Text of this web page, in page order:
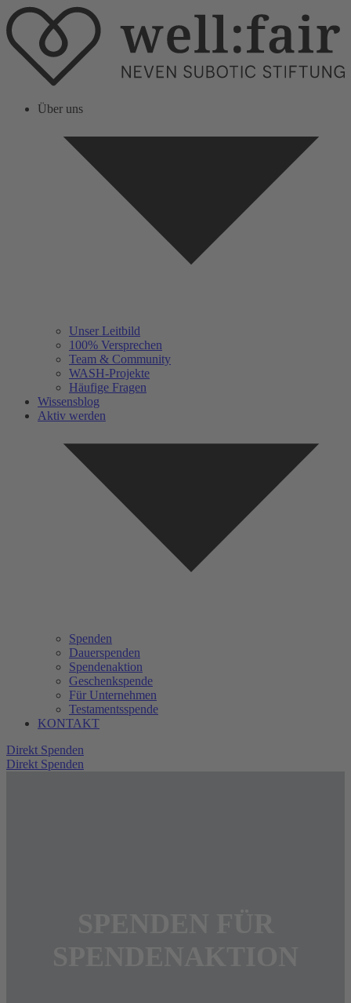
Über uns
Unser Leitbild
100% Versprechen
Team & Community
WASH-Projekte
Häufige Fragen
Wissensblog
Aktiv werden
Spenden
Dauerspenden
Spendenaktion
Geschenkspende
Für Unternehmen
Testamentsspende
KONTAKT
Direkt Spenden
Direkt Spenden